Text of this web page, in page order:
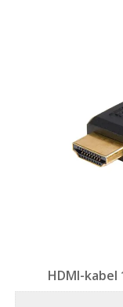
HDMI-kabel